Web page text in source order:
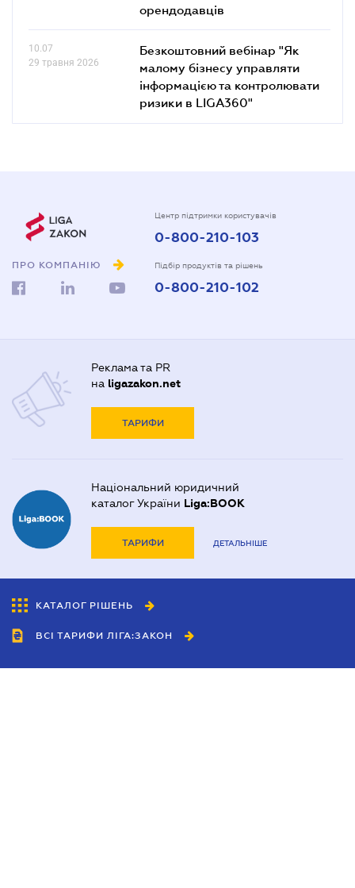
орендодавців
10.07
29 травня 2026
Безкоштовний вебінар "Як
малому бізнесу управляти
інформацією та контролювати
ризики в LIGA360"
ПРО КОМПАНІЮ
Центр підтримки користувачів
0-800-210-103
Підбір продуктів та рішень
0-800-210-102
Реклама та PR
на ligazakon.net
ТАРИФИ
Національний юридичний
каталог України Liga:BOOK
ТАРИФИ ДЕТАЛЬНІШЕ
КАТАЛОГ РІШЕНЬ
ВСІ ТАРИФИ ЛІГА:ЗАКОН